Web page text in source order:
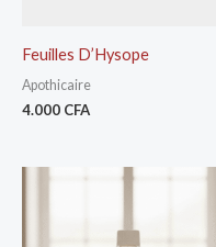
Feuilles D’Hysope
Apothicaire
4.000 CFA